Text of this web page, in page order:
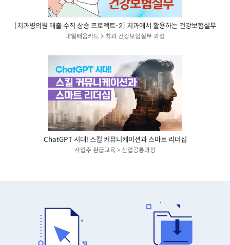
[치과병의원 매출 수직 상승 프로젝트-2] 치과에서 활용하는 건강보험실무
내일배움카드 > 치과 건강보험실무 과정
ChatGPT 시대! 스킬 커뮤니케이션과 스마트 리더십
사업주 환급교육 > 산업공통과정